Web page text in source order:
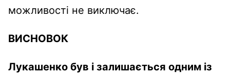
можливості не виключає.
ВИСНОВОК
Лукашенко був і залишається одним із